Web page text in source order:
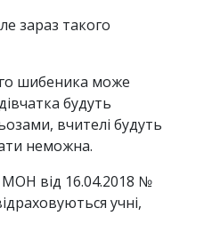
зараз такого
шибеника може
будуть
вчителі будуть
неможна.
МОН від 16.04.2018 №
учні,